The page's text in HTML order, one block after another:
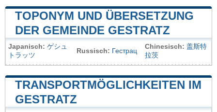
TOPONYM UND ÜBERSETZUNG
DER GEMEINDE GESTRATZ
Japanisch: ゲシュ
トラッツ
Russisch: Гестрац
Chinesisch: 盖斯特
拉茨
TRANSPORTMÖGLICHKEITEN IM
GESTRATZ